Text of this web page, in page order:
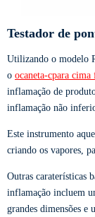
Testador de
Utilizando o modelo
o ocaneta-cpara cima
inflamação de
inflamação não
Este instrumento
criando os vapores,
Outras caraterísticas
inflamação incluem
grandes dimensões e